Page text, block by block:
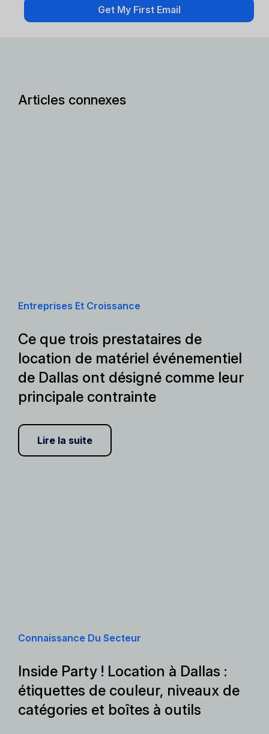
Articles connexes
Entreprises Et Croissance
Ce que trois prestataires de
location de matériel événementiel
de Dallas ont désigné comme leur
principale contrainte
Lire la suite
Connaissance Du Secteur
Inside Party ! Location à Dallas :
étiquettes de couleur, niveaux de
catégories et boîtes à outils